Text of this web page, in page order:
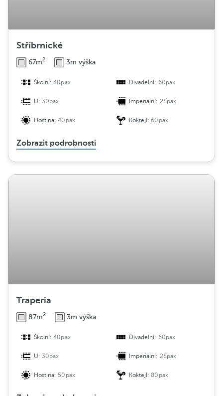
Stříbrnické
67m2 3m výška
Školní:40pax Divadelní: 60pax
U:30pax Imperiální: 28pax
Hostina:40pax Koktejl:60pax
Zobrazit podrobnosti
Traperia
87m2 3m výška
Školní:40pax Divadelní: 60pax
U:30pax Imperiální: 28pax
Hostina: 50pax Koktejl:80pax